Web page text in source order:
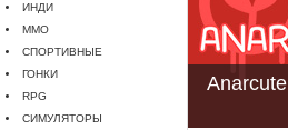
ИНДИ
MMO
СПОРТИВНЫЕ
ГОНКИ
RPG
СИМУЛЯТОРЫ
Anarcute